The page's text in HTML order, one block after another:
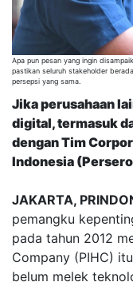
Apa pun pesan yang ingin
pastikan seluruh stakeholder
persepsi yang sama.
Jika perusahaan
digital, termasuk
dengan Tim
Indonesia
JAKARTA,
pemangku
pada tahun 2012
Company (PIHC)
belum melek